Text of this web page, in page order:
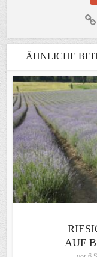
ÄHNLICHE
AUF